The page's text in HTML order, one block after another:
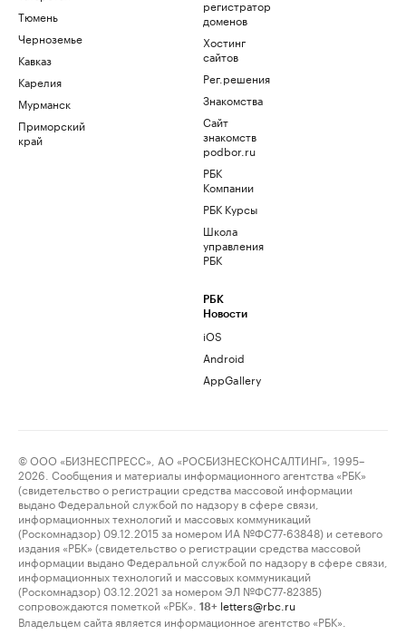
Тюмень
Черноземье
Кавказ
Карелия
Мурманск
Приморский
край
регистратор
доменов
Хостинг
сайтов
Рег.решения
Знакомства
Сайт
знакомств
podbor.ru
РБК
Компании
РБК Курсы
Школа
управления
РБК
РБК
Новости
iOS
Android
AppGallery
© ООО «БИЗНЕСПРЕСС», АО «РОСБИЗНЕСКОНСАЛТИНГ», 1995–
2026. Сообщения и материалы информационного агентства «РБК»
(свидетельство о регистрации средства массовой информации
выдано Федеральной службой по надзору в сфере связи,
информационных технологий и массовых коммуникаций
(Роскомнадзор) 09.12.2015 за номером ИА №ФС77-63848) и сетевого
издания «РБК» (свидетельство о регистрации средства массовой
информации выдано Федеральной службой по надзору в сфере связи,
информационных технологий и массовых коммуникаций
(Роскомнадзор) 03.12.2021 за номером ЭЛ №ФС77-82385)
сопровождаются пометкой «РБК».
18+ letters@rbc.ru
Владельцем сайта является информационное агентство «РБК».